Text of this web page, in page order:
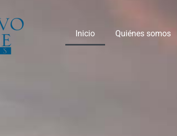
Inicio Quiénes somos